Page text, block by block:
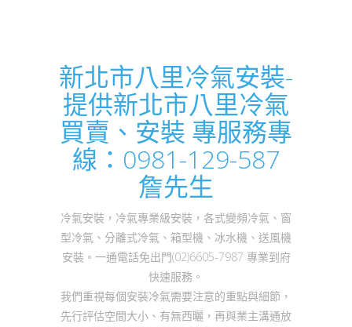
新北市八里冷氣安裝-
提供新北市八里冷氣
買賣、安裝 專服務專
線：0981-129-587
詹先生
冷氣安裝，冷氣專業級安裝，各式變頻冷氣、窗
型冷氣、分離式冷氣、箱型機、冰水機、送風機
安裝。一通電話免出門(02)6605-7987 專業到府
快速服務。
我們重視每個安裝冷氣需要注意的重點與細節，
先行評估空間大小、有無西曬，再與業主溝通放